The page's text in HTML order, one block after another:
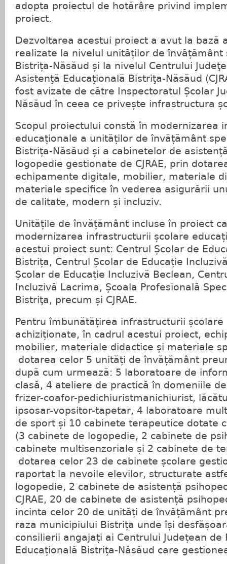
adopta proiectul de hotărâre privind
proiect.
Dezvoltarea acestui proiect a avut la bază
realizate la nivelul unităților de învățământ
Bistrița-Năsăud și la nivelul Centrului
Asistenţă Educaţională Bistriţa-Năsăud
fost avizate de către Inspectoratul Școlar
Năsăud în ceea ce privește infrastructura
Scopul proiectului constă în modernizarea
educaționale a unităților de învățământ
Bistrița-Năsăud și a cabinetelor de
logopedie gestionate de CJRAE, prin
echipamente digitale, mobilier, materiale
materiale specifice în vederea asigurării
de calitate, modern și incluziv.
Unitățile de învățământ incluse în proiect
modernizarea infrastructurii școlare
acestui proiect sunt: Centrul Școlar de
Bistrița, Centrul Școlar de Educație
Școlar de Educație Incluzivă Beclean,
Incluzivă Lacrima, Școala Profesională
Bistriţa, precum și CJRAE.
Pentru îmbunătățirea infrastructurii
achiziționate, în cadrul acestui proiect,
mobilier, materiale didactice și materiale
dotarea celor 5 unități de învățământ
după cum urmează: 5 laboratoare de
clasă, 4 ateliere de practică în domeniile
frizer-coafor-pedichiuristmanichiurist,
ipsosar-vopsitor-tapetar, 4 laboratoare
de sport și 10 cabinete terapeutice dotate
(3 cabinete de logopedie, 2 cabinete de
cabinete multisenzoriale și 2 cabinete de
dotarea celor 23 de cabinete școlare
raportat la nevoile elevilor, structurate
logopedie, 2 cabinete de asistență
CJRAE, 20 de cabinete de asistență
incinta celor 20 de unități de învățământ
raza municipiului Bistrița unde își
consilierii angajați ai Centrului Județean de
Educațională Bistrița-Năsăud care